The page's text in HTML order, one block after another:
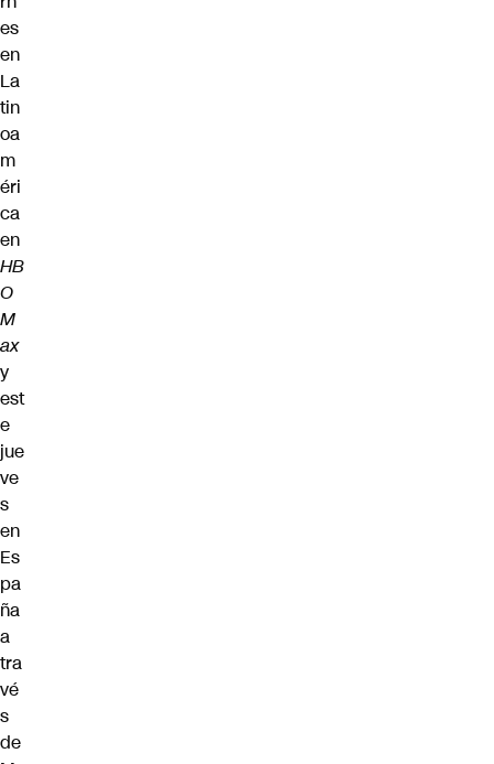
es
en
La
tin
oa
m
éri
ca
en
HB
O
M
ax
y
est
e
jue
ve
s
en
Es
pa
ña
a
tra
vé
s
de